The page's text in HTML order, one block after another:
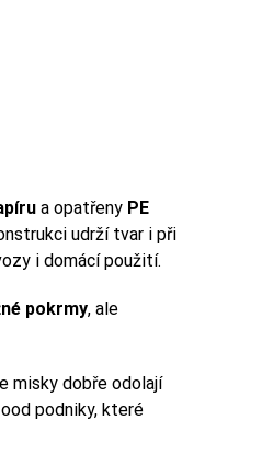
a opatřeny PE
udrží tvar i při
i domácí použití.
pokrmy, ale
misky dobře odolají
podniky, které